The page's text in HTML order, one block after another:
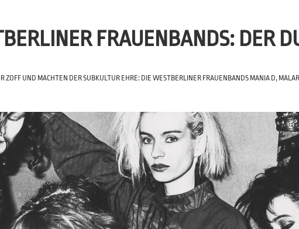
FRAUENBANDS: DER
ZOFF UND MACHTEN DER SUBKULTUR EHRE: DIE WESTBERLINER FRAUENBANDS MANIA D,